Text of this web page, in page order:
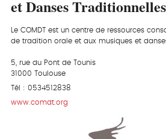
et Danses
Le COMDT est un centre de ressources
de tradition orale et aux musiques et
5, rue du Pont de Tounis
31000 Toulouse
Tél : 0534512838
www.comdt.org